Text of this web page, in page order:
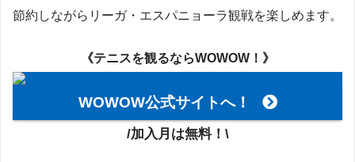
節約しながらリーガ・エスパニョーラ観戦を楽しめます。
《テニスを観るならWOWOW！》
WOWOW公式サイトへ！
/加入月は無料！\